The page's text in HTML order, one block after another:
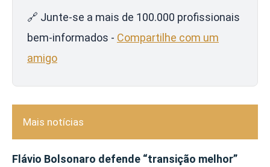
🔗 Junte-se a mais de 100.000 profissionais
bem-informados - Compartilhe com um
amigo
Mais notícias
Flávio Bolsonaro defende “transição melhor”